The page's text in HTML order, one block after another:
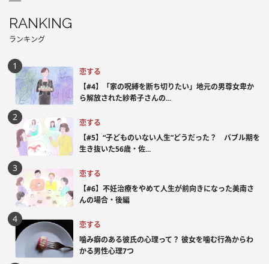
RANKING
ランキング
恋する
【#4】「家の呪縛を断ち切りたい」地元の男尊女卑か
ら解放された紗希子さんの...
恋する
【#5】“子どものいない人生”どうだった？ バブル期を
生き抜いた56歳・佐...
恋する
【#6】不妊治療をやめて人生が前向きになった美南さ
んの場合・後編
恋する
噛み癖のある彼氏の心理って？ 彼女を噛む行為からわ
かる男性心理7つ